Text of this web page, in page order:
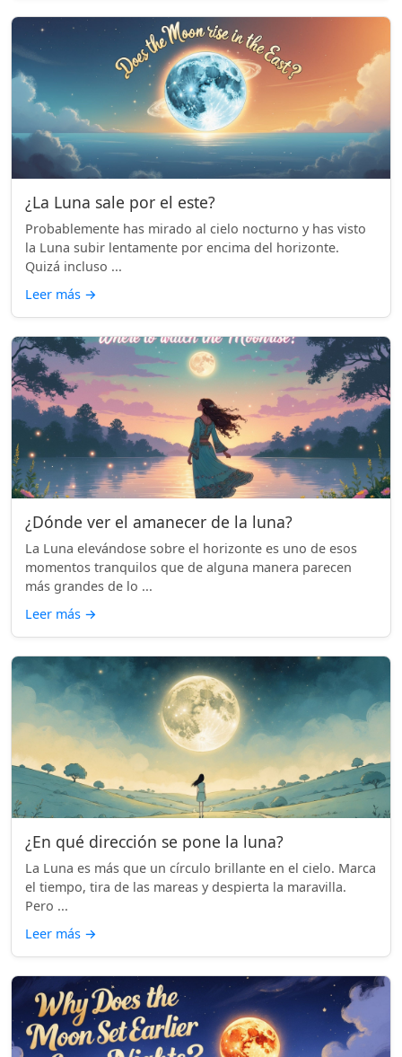
¿La Luna sale por el este?
Probablemente has mirado al cielo nocturno y has visto
la Luna subir lentamente por encima del horizonte.
Quizá incluso ...
Leer más →
¿Dónde ver el amanecer de la luna?
La Luna elevándose sobre el horizonte es uno de esos
momentos tranquilos que de alguna manera parecen
más grandes de lo ...
Leer más →
¿En qué dirección se pone la luna?
La Luna es más que un círculo brillante en el cielo. Marca
el tiempo, tira de las mareas y despierta la maravilla.
Pero ...
Leer más →